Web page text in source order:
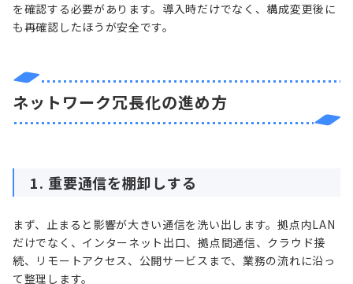
を確認する必要があります。導入時だけでなく、構成変更後に
も再確認したほうが安全です。
ネットワーク冗長化の進め方
1. 重要通信を棚卸しする
まず、止まると影響が大きい通信を洗い出します。拠点内LAN
だけでなく、インターネット出口、拠点間通信、クラウド接
続、リモートアクセス、公開サービスまで、業務の流れに沿っ
て整理します。